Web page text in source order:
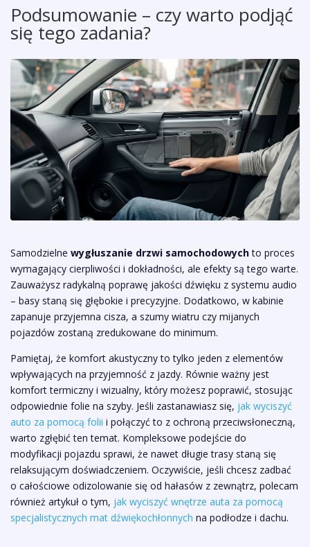
Podsumowanie – czy warto podjąć
się tego zadania?
Samodzielne wygłuszanie drzwi samochodowychto proces
wymagający cierpliwości i dokładności, ale efekty są tego warte.
Zauważysz radykalną poprawę jakości dźwięku z systemu audio
– basy staną się głębokie i precyzyjne. Dodatkowo, w kabinie
zapanuje przyjemna cisza, a szumy wiatru czy mijanych
pojazdów zostaną zredukowane do minimum.
Pamiętaj, że komfort akustyczny to tylko jeden z elementów
wpływających na przyjemność z jazdy. Równie ważny jest
komfort termiczny i wizualny, który możesz poprawić, stosując
odpowiednie folie na szyby. Jeśli zastanawiasz się, jak wyciszyć
auto za pomocą folii i połączyć to z ochroną przeciwsłoneczną,
warto zgłębić ten temat. Kompleksowe podejście do
modyfikacji pojazdu sprawi, że nawet długie trasy staną się
relaksującym doświadczeniem. Oczywiście, jeśli chcesz zadbać
o całościowe odizolowanie się od hałasów z zewnątrz, polecam
również artykuł o tym, jak wyciszyć wnętrze auta za pomocą
specjalistycznych mat dźwiękochłonnych na podłodze i dachu.